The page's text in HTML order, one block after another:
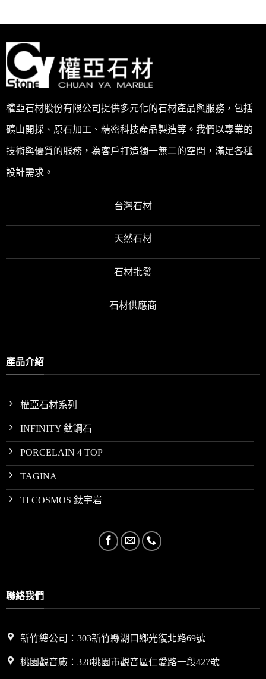
權亞石材股份有限公司提供多元化的石材產品與服務，包括
礦山開採、原石加工、精密科技產品製造等。我們以專業的
技術與優質的服務，為客戶打造獨一無二的空間，滿足各種
設計需求。
台灣石材
天然石材
石材批發
石材供應商
產品介紹
權亞石材系列
INFINITY 鈦鋼石
PORCELAIN 4 TOP
TAGINA
TI COSMOS 鈦宇岩
聯絡我們
新竹總公司：303新竹縣湖口鄉光復北路69號
桃園觀音廠：328桃園市觀音區仁愛路一段427號